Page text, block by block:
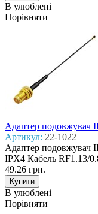
В улюблені
Порівняти
Адаптер подовжувач
Артикул: 22-1022
Адаптер подовжувач
IPX4 Кабель RF1.13/
49.26 грн.
В улюблені
Порівняти